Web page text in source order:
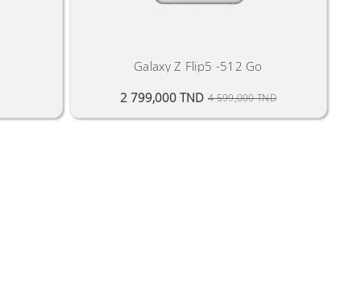
Galaxy Z Flip5 -512 Go
2 799,000 TND 4 599,000 TNDPrix Public
Prix